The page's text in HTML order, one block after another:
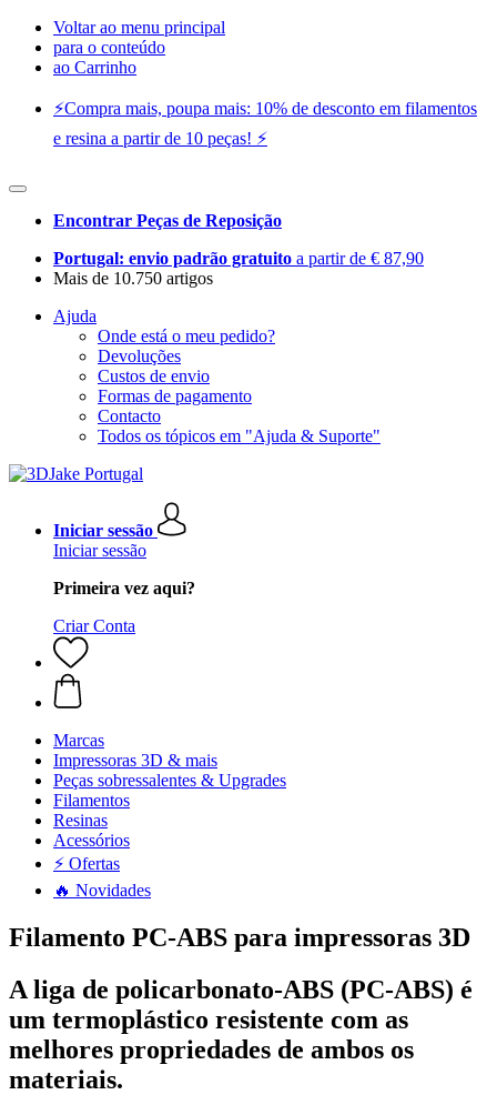
Voltar ao menu principal
para o conteúdo
ao Carrinho
⚡️Compra mais, poupa mais: 10% de desconto em filamentos
e resina a partir de 10 peças! ⚡️
Encontrar Peças de Reposição
Portugal: envio padrão gratuito a partir de € 87,90
Mais de 10.750 artigos
Ajuda
Onde está o meu pedido?
Devoluções
Custos de envio
Formas de pagamento
Contacto
Todos os tópicos em "Ajuda & Suporte"
Iniciar sessão
Iniciar sessão
Primeira vez aqui?
Criar Conta
Marcas
Impressoras 3D & mais
Peças sobressalentes & Upgrades
Filamentos
Resinas
Acessórios
⚡ Ofertas
🔥 Novidades
Filamento PC-ABS para impressoras 3D
A liga de policarbonato-ABS (PC-ABS) é
um termoplástico resistente com as
melhores propriedades de ambos os
materiais.